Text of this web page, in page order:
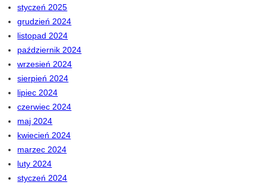
styczeń 2025
grudzień 2024
listopad 2024
październik 2024
wrzesień 2024
sierpień 2024
lipiec 2024
czerwiec 2024
maj 2024
kwiecień 2024
marzec 2024
luty 2024
styczeń 2024